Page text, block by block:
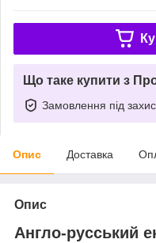
Що таке купити з
Замовлення під
Опис Доставка
Опис
Англо-русський